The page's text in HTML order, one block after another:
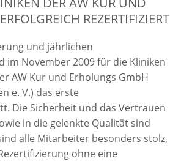
REZERTIFIZIERT
und jährlichen
im November 2009 für die Kliniken
AW Kur und Erholungs GmbH
e. V.) das erste
Die Sicherheit und das Vertrauen
in die gelenkte Qualität sind
alle Mitarbeiter besonders stolz,
ohne eine